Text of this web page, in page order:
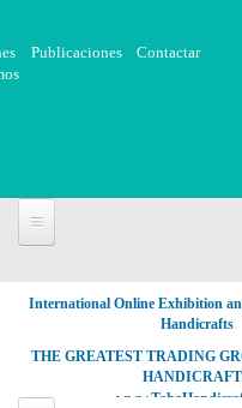
Contactar
Publicaciones
International Online Exhibition
Handicrafts
THE GREATEST TRADING